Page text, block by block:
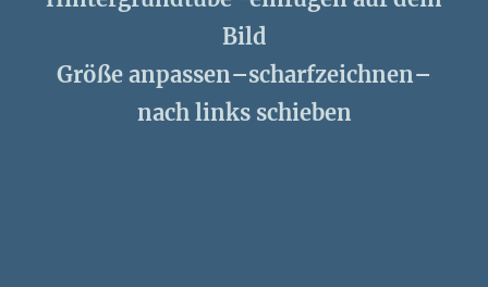
Bild
Größe anpassen–scharfzeichnen–
nach links schieben